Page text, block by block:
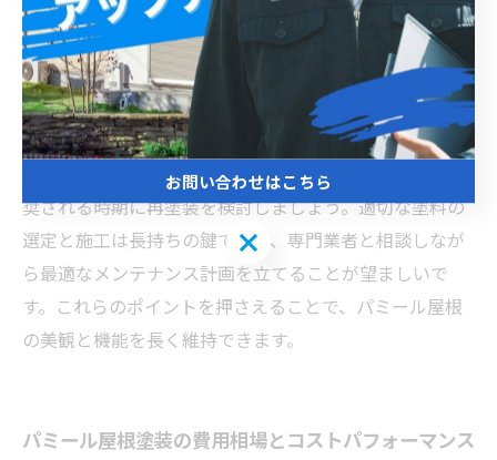
ず、塗装完了後は定期的に屋根の状態を確認しましょ
う。ひび割れやはがれが生じていないか、雨漏りの兆候
がないかをチェックすることで早期発見が可能です。ま
た、パミール屋根は水分に弱い特性があるため、排水経
路が詰まらないよう清掃を行い、湿気のこもりを防ぐこ
とも大切です。さらに、塗装の耐久性を保つために、推
奨される時期に再塗装を検討しましょう。適切な塗料の
選定と施工は長持ちの鍵であり、専門業者と相談しなが
ら最適なメンテナンス計画を立てることが望ましいで
す。これらのポイントを押さえることで、パミール屋根
の美観と機能を長く維持できます。
パミール屋根塗装の費用相場とコストパフォーマンス
お問い合わせはこちら
お問い合わせはこちら